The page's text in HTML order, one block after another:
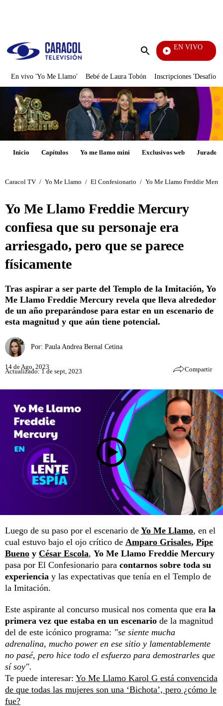
Enviar
EN VIVO
En vivo 'Yo Me Llamo' Bebé de Laura Tobón Inscripciones 'Desafío'
Inicio Capítulos Yo me llamo mini Exclusivos web Jurados
Caracol TV / Yo Me Llamo / El Confesionario / Yo Me Llamo Freddie
Yo Me Llamo Freddie Mercury
confiesa que su personaje era
arriesgado, pero que se parece
físicamente
Tras aspirar a ser parte del Templo de la Imitación, Yo
Me Llamo Freddie Mercury revela que lleva alrededor
de un año preparándose para estar en un escenario de
esta magnitud y que aún tiene potencial.
Por: Paula Andrea Bernal Cetina
14 de Ago, 2023
Actualizado: 1 de sept, 2023 Compartir
Luego de su paso por el escenario de Yo Me Llamo, en el
cual estuvo bajo el ojo crítico de Amparo Grisales, Pipe
Bueno y César Escola, Yo Me Llamo Freddie Mercury
pasa por El Confesionario para contarnos sobre toda su
experiencia y las expectativas que tenía en el Templo de
la Imitación.
Este aspirante al concurso musical nos comenta que era la
primera vez que estaba en un escenario de la magnitud
del de este icónico programa: "se siente mucha
adrenalina, mucho power en ese sitio y lamentablemente
no pasé, pero hice todo el esfuerzo para demostrarles que
sí soy".
Te puede interesar: Yo Me Llamo Karol G está convencida
de que todas las mujeres son una ‘Bichota’, pero ¿cómo le
fue?